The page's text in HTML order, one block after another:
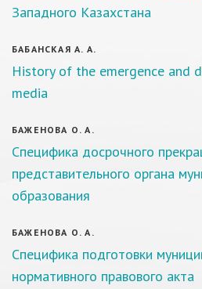
Западного Казахстана
БАБАНСКАЯ А. А.
History of the emergence and
media
БАЖЕНОВА О. А.
Специфика досрочного
представительного органа
образования
БАЖЕНОВА О. А.
Специфика подготовки
нормативного правового акта